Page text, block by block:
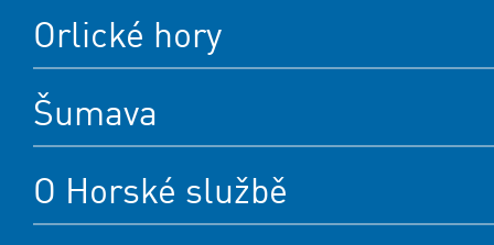
Orlické hory
Šumava
O Horské službě